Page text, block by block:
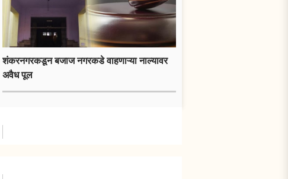
शंकरनगरकडून बजाज नगरकडे वाहणाऱ्या नाल्यावर
अवैध पूल